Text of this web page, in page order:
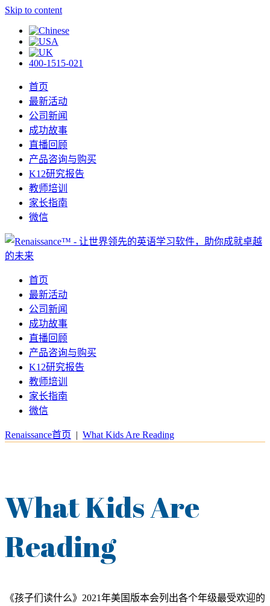
Skip to content
400-1515-021
首页
最新活动
公司新闻
成功故事
直播回顾
产品咨询与购买
K12研究报告
教师培训
家长指南
微信
首页
最新活动
公司新闻
成功故事
直播回顾
产品咨询与购买
K12研究报告
教师培训
家长指南
微信
Renaissance首页 | What Kids Are Reading
What Kids Are
Reading
《孩子们读什么》2021年美国版本会列出各个年级最受欢迎的